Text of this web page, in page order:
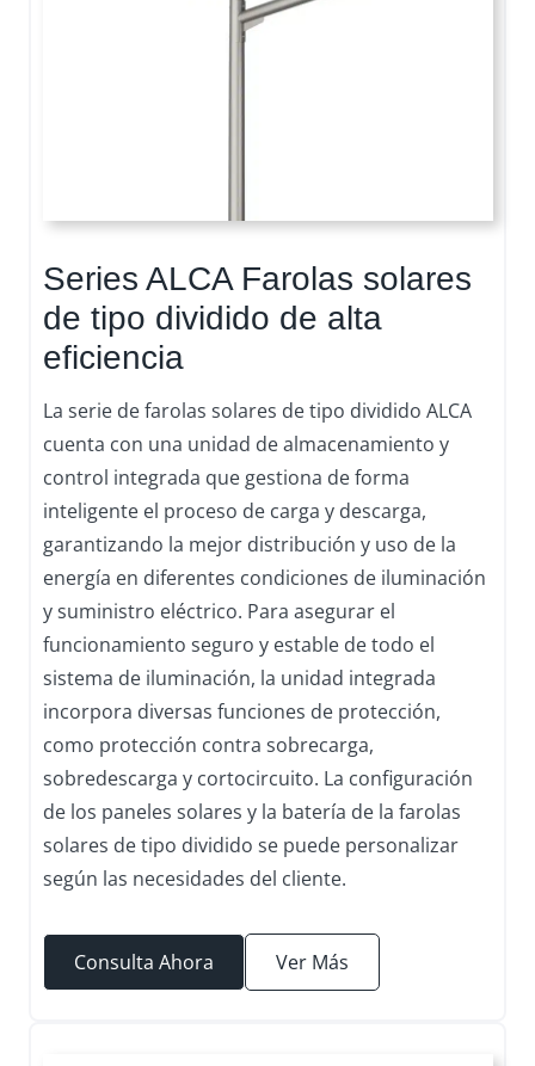
Series ALCA Farolas solares
de tipo dividido de alta
eficiencia
La serie de farolas solares de tipo dividido ALCA
cuenta con una unidad de almacenamiento y
control integrada que gestiona de forma
inteligente el proceso de carga y descarga,
garantizando la mejor distribución y uso de la
energía en diferentes condiciones de iluminación
y suministro eléctrico. Para asegurar el
funcionamiento seguro y estable de todo el
sistema de iluminación, la unidad integrada
incorpora diversas funciones de protección,
como protección contra sobrecarga,
sobredescarga y cortocircuito. La configuración
de los paneles solares y la batería de la farolas
solares de tipo dividido se puede personalizar
según las necesidades del cliente.
Consulta Ahora Ver Más